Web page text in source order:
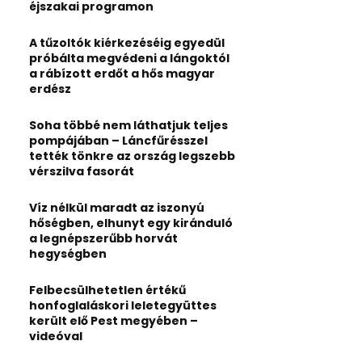
H
éjszakai programon
A tűzoltók kiérkezéséig egyedül
próbálta megvédeni a lángoktól
a rábízott erdőt a hős magyar
erdész
Soha többé nem láthatjuk teljes
pompájában – Láncfűrésszel
tették tönkre az ország legszebb
vérszilva fasorát
Víz nélkül maradt az iszonyú
hőségben, elhunyt egy kiránduló
a legnépszerűbb horvát
hegységben
Felbecsülhetetlen értékű
honfoglaláskori leletegyüttes
került elő Pest megyében –
videóval